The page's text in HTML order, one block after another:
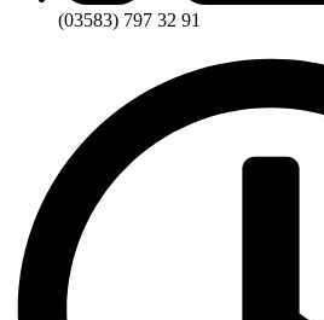
(03583) 797 32 91